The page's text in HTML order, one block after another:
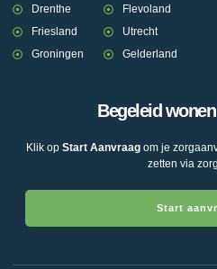
Drenthe
Friesland
Groningen
Flevoland
Utrecht
Gelderland
Begeleid
Klik op Start Aanvraagom je
zetten via
Start